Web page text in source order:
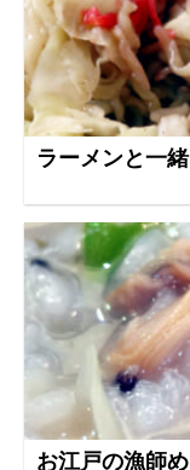
ラーメンと一
お江戸の漁師